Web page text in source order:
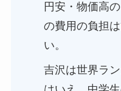
円安・物価高
の費用の負担
い。
吉沢は世界ラ